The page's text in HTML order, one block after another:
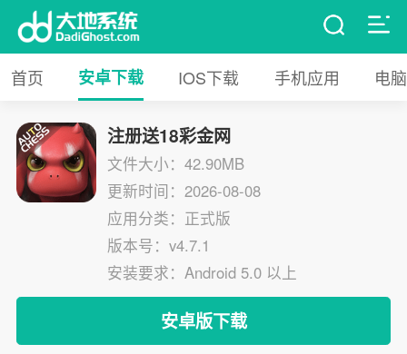
首页 安卓下载 IOS下载 手机应用 电
注册送18彩金网
文件大小：42.90MB
更新时间：2026-08-08
应用分类：正式版
版本号：v4.7.1
安装要求：Android 5.0 以上
安卓版下载